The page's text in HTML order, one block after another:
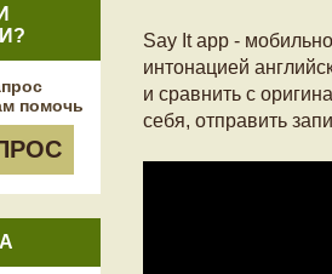
помочь
Say It app -
интонацией
и сравнить с
себя, отправить